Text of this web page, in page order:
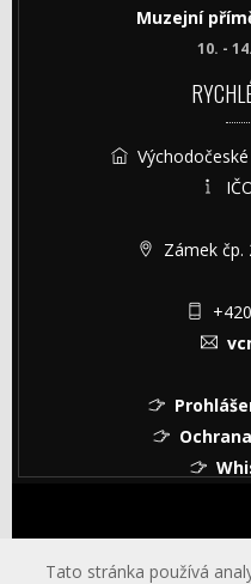
Muzejní
10. -
Zámek čp.
© Copyright © 2026
Tato stránka používá